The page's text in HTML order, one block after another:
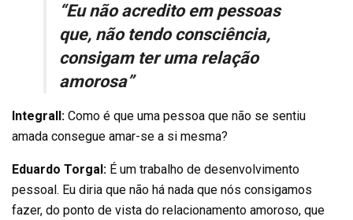
“Eu não acredito em pessoas
que, não tendo consciência,
consigam ter uma relação
amorosa”
Integrall: Como é que uma pessoa que não se sentiu
amada consegue amar-se a si mesma?
Eduardo Torgal: É um trabalho de desenvolvimento
pessoal. Eu diria que não há nada que nós consigamos
fazer, do ponto de vista do relacionamento amoroso, que